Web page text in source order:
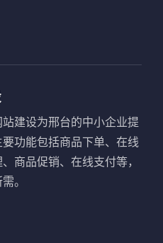
建设为邢台的中小企业提
功能包括商品下单、在线
商品促销、在线支付等，
。